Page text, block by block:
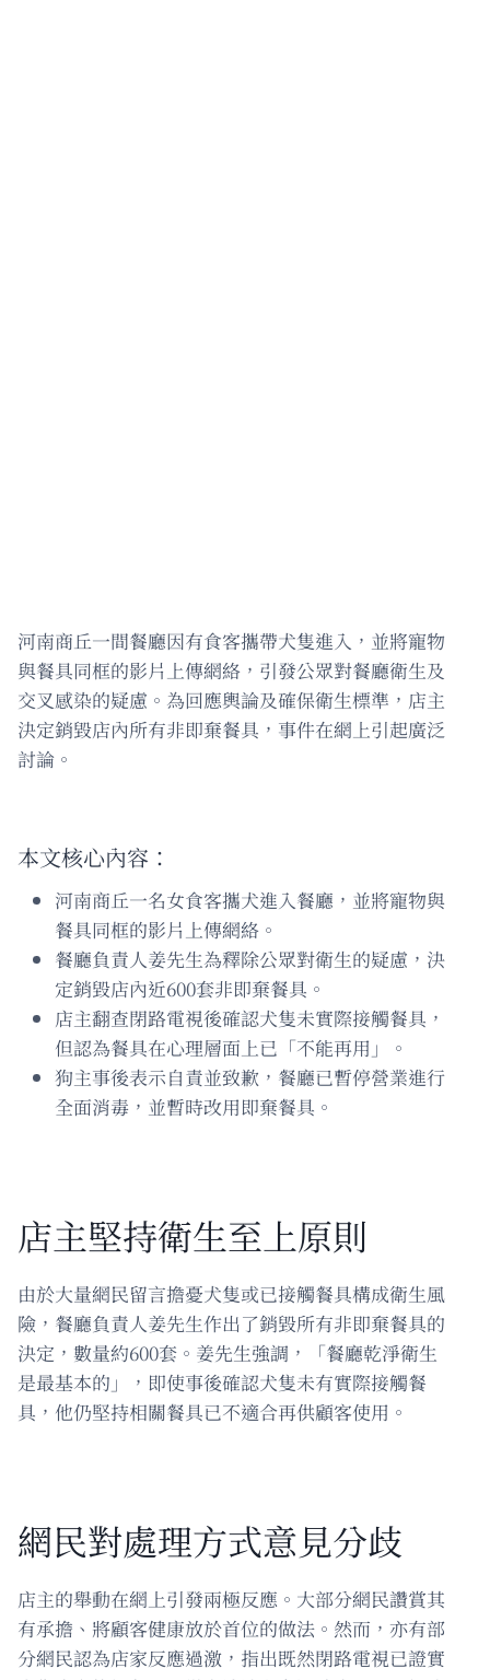
河南商丘一間餐廳因有食客攜帶犬隻進入，並將寵物
與餐具同框的影片上傳網絡，引發公眾對餐廳衛生及
交叉感染的疑慮。為回應輿論及確保衛生標準，店主
決定銷毀店內所有非即棄餐具，事件在網上引起廣泛
討論。
本文核心內容：
河南商丘一名女食客攜犬進入餐廳，並將寵物與
餐具同框的影片上傳網絡。
餐廳負責人姜先生為釋除公眾對衛生的疑慮，決
定銷毀店內近600套非即棄餐具。
店主翻查閉路電視後確認犬隻未實際接觸餐具，
但認為餐具在心理層面上已「不能再用」。
狗主事後表示自責並致歉，餐廳已暫停營業進行
全面消毒，並暫時改用即棄餐具。
店主堅持衛生至上原則
由於大量網民留言擔憂犬隻或已接觸餐具構成衛生風
險，餐廳負責人姜先生作出了銷毀所有非即棄餐具的
決定，數量約600套。姜先生強調，「餐廳乾淨衛生
是最基本的」，即使事後確認犬隻未有實際接觸餐
具，他仍堅持相關餐具已不適合再供顧客使用。
網民對處理方式意見分歧
店主的舉動在網上引發兩極反應。大部分網民讚賞其
有承擔、將顧客健康放於首位的做法。然而，亦有部
分網民認為店家反應過激，指出既然閉路電視已證實